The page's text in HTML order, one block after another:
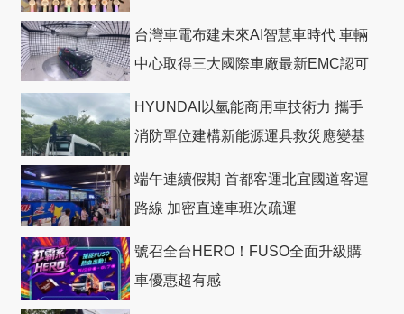
台灣車電布建未來AI智慧車時代 車輛
中心取得三大國際車廠最新EMC認可
HYUNDAI以氫能商用車技術力 攜手
消防單位建構新能源運具救災應變基
端午連續假期 首都客運北宜國道客運
路線 加密直達車班次疏運
號召全台HERO！FUSO全面升級購
車優惠超有感